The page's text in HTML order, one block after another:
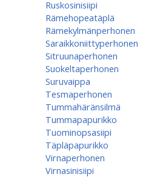
Ruskosinisiipi
Rämehopeatäplä
Rämekylmänperhonen
Saraikkoniittyperhonen
Sitruunaperhonen
Suokeltaperhonen
Suruvaippa
Tesmaperhonen
Tummahäränsilmä
Tummapapurikko
Tuominopsasiipi
Täpläpapurikko
Virnaperhonen
Virnasinisiipi